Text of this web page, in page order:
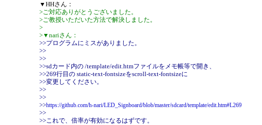
▼HHさん：
>ご対応ありがとうございました。
>ご教授いただいた方法で解決しました。
>
>▼nariさん：
>>プログラムにミスがありました。
>>
>>
>>sdカード内の /template/edit.htmファイルをメモ帳等で開き、
>>269行目の static-text-fontsizeをscroll-text-fontsizeに
>>変更してください。
>>
>>
>>https://github.com/h-nari/LED_Signboard/blob/master/sdcard/template/edit.htm#L269
>>
>>これで、倍率が有効になるはずです。